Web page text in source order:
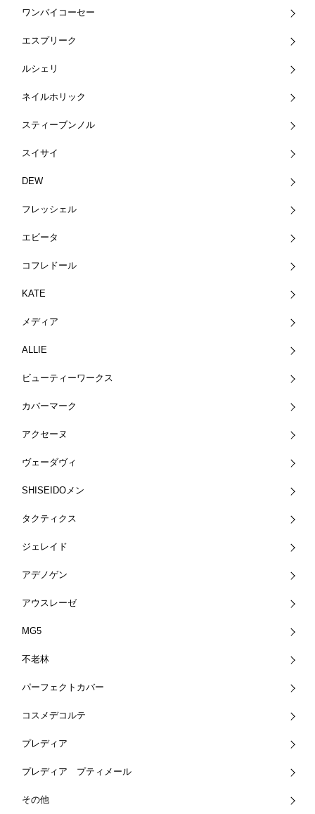
ワンバイコーセー
エスプリーク
ルシェリ
ネイルホリック
スティーブンノル
スイサイ
DEW
フレッシェル
エビータ
コフレドール
KATE
メディア
ALLIE
ビューティーワークス
カバーマーク
アクセーヌ
ヴェーダヴィ
SHISEIDOメン
タクティクス
ジェレイド
アデノゲン
アウスレーゼ
MG5
不老林
パーフェクトカバー
コスメデコルテ
プレディア
プレディア プティメール
その他